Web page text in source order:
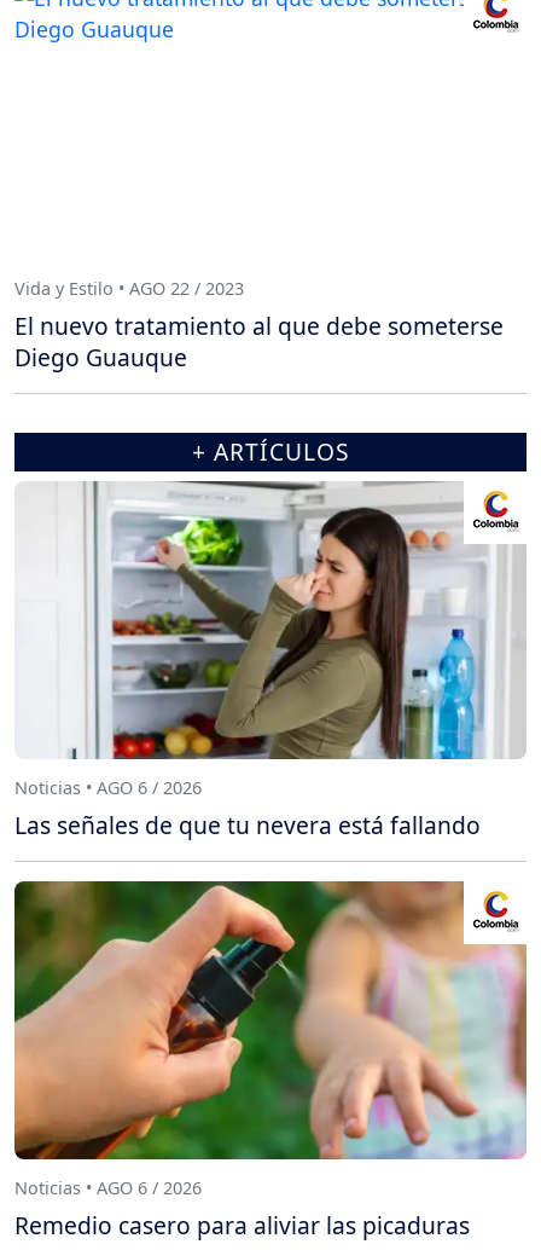
Vida y Estilo • AGO 22 / 2023
El nuevo tratamiento al que debe someterse
Diego Guauque
+ ARTÍCULOS
Noticias • AGO 6 / 2026
Las señales de que tu nevera está fallando
Noticias • AGO 6 / 2026
Remedio casero para aliviar las picaduras